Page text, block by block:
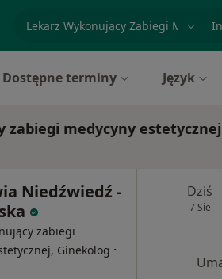
Dostępne terminy Język
zabiegi medycyny
Niedźwiedź -
zabiegi
Ginekolog ·
Dziś
7 Sie